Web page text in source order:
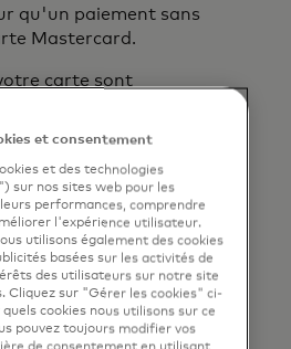
qu'un paiement sans
Mastercard.
carte sont
et ne sont stockees sur
ou serveur Samsung.
remplace votre
numero alternatif,
stocke crypte sur votre
jeton n'étant créé
spécifique, les
ut1lisees par aucun
De la sorte, taute
données de votre carte
et consentement
et des technologies
sur nos sites web pour les
performances, comprendre
l'expérience utilisateur.
utilisons également des cookies
basées sur les activités de
des utilisateurs sur notre site
Cliquez sur "Gérer les cookies" ci-
cookies nous utilisons sur ce
pouvez toujours modifier vos
de consentement en utilisant